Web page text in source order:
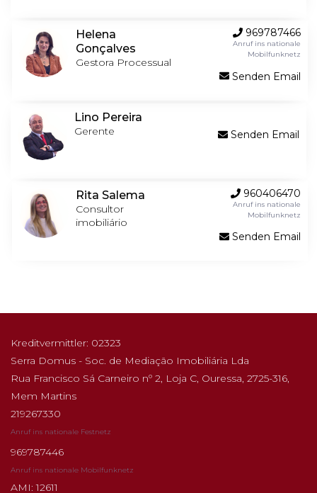
Helena
Gonçalves
Gestora Processual
969787466
Anruf ins nationale
Mobilfunknetz
Senden Email
Lino Pereira
Gerente Senden Email
Rita Salema
Consultor
imobiliário
960406470
Anruf ins nationale
Mobilfunknetz
Senden Email
Kreditvermittler: 02323
Serra Domus - Soc. de Mediação Imobiliária Lda
Rua Francisco Sá Carneiro nº 2, Loja C, Ouressa, 2725-316,
Mem Martins
219267330
Anruf ins nationale Festnetz
969787446
Anruf ins nationale Mobilfunknetz
AMI: 12611